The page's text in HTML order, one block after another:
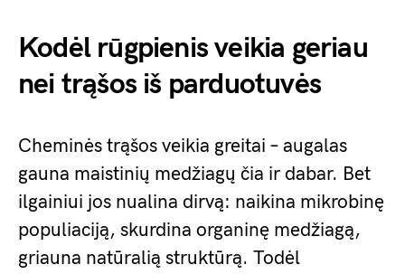
Kodėl rūgpienis veikia geriau
nei trąšos iš parduotuvės
Cheminės trąšos veikia greitai – augalas
gauna maistinių medžiagų čia ir dabar. Bet
ilgainiui jos nualina dirvą: naikina mikrobinę
populiaciją, skurdina organinę medžiagą,
griauna natūralią struktūrą. Todėl